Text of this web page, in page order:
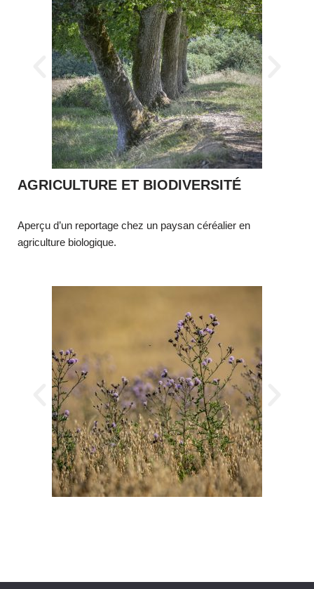
AGRICULTURE ET BIODIVERSITÉ
Aperçu d’un reportage chez un paysan céréalier en
agriculture biologique.